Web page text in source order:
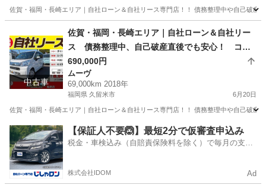
佐賀・福岡・長崎エリア｜自社ローン＆自社リース専門店！！ 債務整理中や自己破
フィット ローン
中古車
佐賀・福岡・長崎エリア｜自社ローン＆自社リー
ス 債務整理中、自己破産直後でも安心！ コミ
コミ定額乗り ダイハツ ムーブ L "SAⅢ" H30
年式
690,000円
ムーヴ
69,000km 2018年
福岡県 久留米市 6月20日
佐賀・福岡・長崎エリア｜自社ローン＆自社リース専門店！！ 債務整理中や自己破
福岡 久留米市 ムーヴ ローン
【保証人不要🙆】最短2分で仮審査申込み
税金・車検込み（自賠責保険料を除く）で毎月の支払
株式会社IDOM Ad